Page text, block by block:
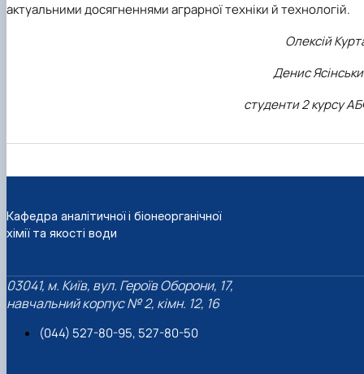
актуальними досягненнями аграрної техніки й технологій.
Олексій
Денис
студенти 2 курсу
Кафедра аналітичної і біонеорганічної
хімії та якості води
03041, м. Київ, вул. Героїв Оборони, 17,
навчальний корпус № 2, кімн. 12, 16
(044) 527-80-95, 527-80-50